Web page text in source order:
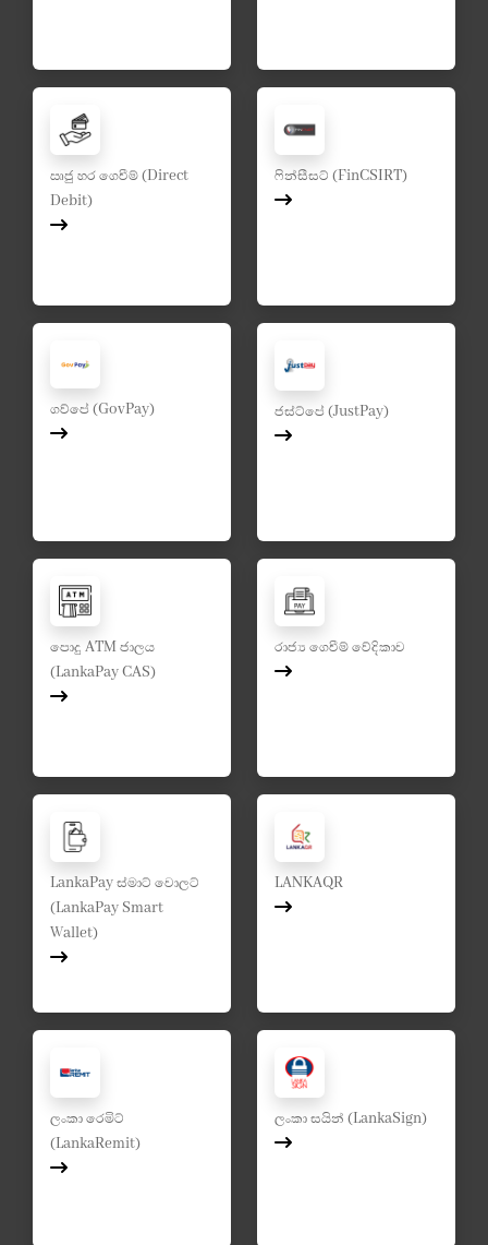
ඍජු හර ගෙවීම් (Direct
Debit)
ෆින්සීසට් (FinCSIRT)
ගව්පේ (GovPay) ජස්ට්පේ (JustPay)
පොදු ATM ජාලය
(LankaPay CAS)
රාජ්‍ය ගෙවීම් වේදිකාව
LankaPay ස්මාට් වොලට්
(LankaPay Smart
Wallet)
LANKAQR
ලංකා රෙමිට්
(LankaRemit)
ලංකා සයින් (LankaSign)